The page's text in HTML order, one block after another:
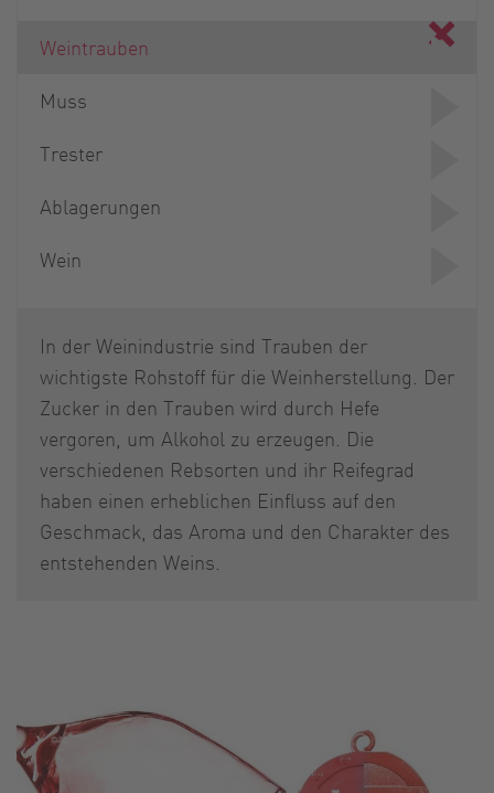
Weintrauben
Muss
Trester
Ablagerungen
Wein
In der Weinindustrie sind Trauben der
wichtigste Rohstoff für die Weinherstellung. Der
Zucker in den Trauben wird durch Hefe
vergoren, um Alkohol zu erzeugen. Die
verschiedenen Rebsorten und ihr Reifegrad
haben einen erheblichen Einfluss auf den
Geschmack, das Aroma und den Charakter des
entstehenden Weins.